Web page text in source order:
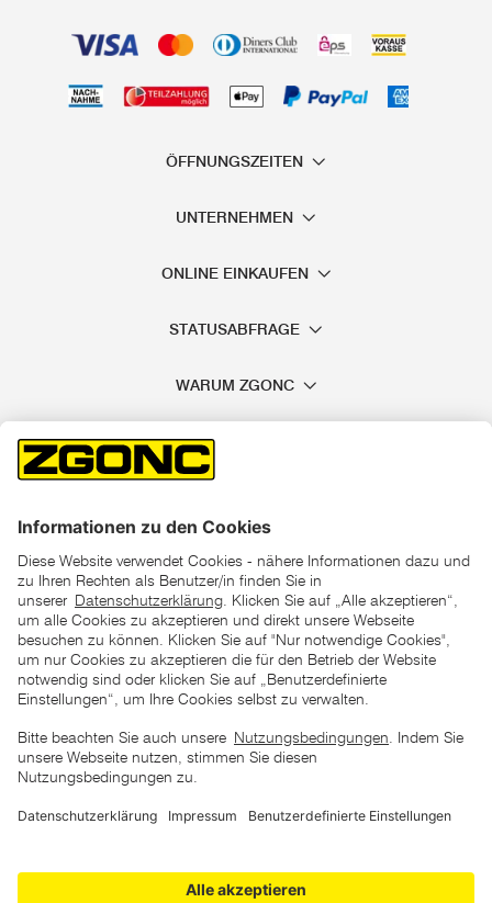
ÖFFNUNGSZEITEN
UNTERNEHMEN
ONLINE EINKAUFEN
STATUSABFRAGE
WARUM ZGONC
*der "statt"-Preis ist der niedrigste von uns in den letzten 30
Tagen vor Beginn dieser Aktion verlangte Preis
unter den UVP Preisen auf dieser Website sind die
zu verstehen
Copyright © 2026 ZGONC. Alle Rechte vorbehalten.